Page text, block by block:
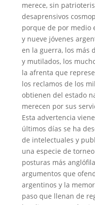
merece, sin
desaprensivos
porque de por medio
y nueve jóvenes
en la guerra, los más
y mutilados, los
la afrenta que
los reclamos de los
obtienen del estado
merecen por sus
Esta advertencia
últimos días se ha
de intelectuales y
una especie de
posturas más
argumentos que
argentinos y la
paso que llenan de